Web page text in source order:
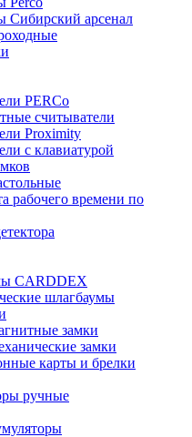
Сибирский арсенал
PERCo
считыватели
Proximity
с клавиатурой
рабочего времени по
CARDDEX
шлагбаумы
замки
замки
карты и брелки
ручные